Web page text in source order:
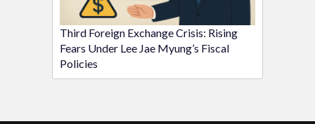
Third Foreign Exchange Crisis: Rising
Fears Under Lee Jae Myung’s Fiscal
Policies